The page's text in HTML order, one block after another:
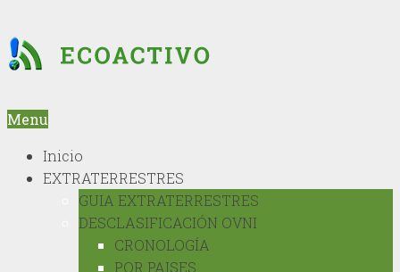
Menu
Inicio
EXTRATERRESTRES
GUIA EXTRATERRESTRES
DESCLASIFICACIÓN OVNI
CRONOLOGÍA
POR PAISES